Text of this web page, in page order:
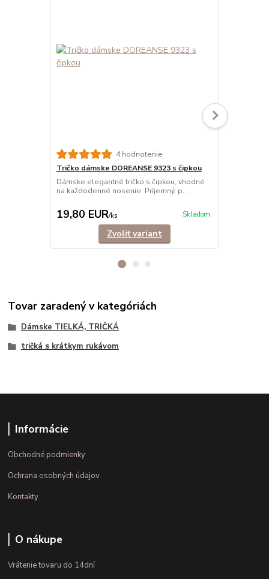
4 hodnotenie
Tričko dámske DOREANSE 9323 s čipkou
Dámske elegantné tričko s čipkou, vhodné
na každodenné nosenie. Príjemný, p...
19,80 EUR/ks Skladom
Zvoliť variant
Tovar zaradený v kategóriách
Dámske TIELKÁ, TRIČKÁ
tričká s krátkym rukávom
Informácie
Obchodné podmienky
Ochrana osobných údajov
Kontakty
O nákupe
Vrátenie tovaru do 14dní